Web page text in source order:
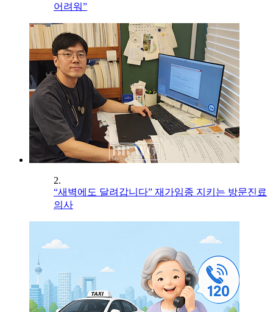
어려워”
2.
“새벽에도 달려갑니다” 재가임종 지키는 방문진료
의사